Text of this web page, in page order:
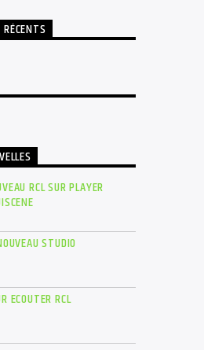
RCL SUR PLAYER
STUDIO
ECOUTER RCL